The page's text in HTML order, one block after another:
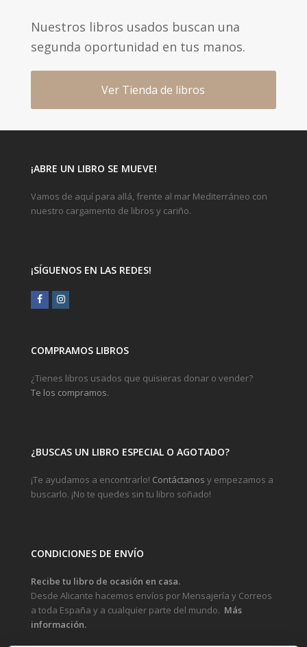
Nuestros libros usados buscan una
segunda oportunidad en tus manos.
Ver Tienda de libros
¡ABRE UN LIBRO SE MUEVE!
Vamos de aquí para allá, frente al mar Mediterráneo con
nuestro cargamento de libros y cariño.
¡SÍGUENOS EN LAS REDES!
FacebookInstagram
COMPRAMOS LIBROS
¿Tienes libros usados que quisieras donar o vender?
Te los compramos.
¿BUSCAS UN LIBRO ESPECIAL O AGOTADO?
¡Te ayudamos a encontrarlo! Contáctanos y empezamos a
buscarlo. ¡No te quedes sin tu libro soñado!
CONDICIONES DE ENVÍO
Recibe tu libro de ocasión en casa.
Desde Alicante hacemos envíos por Mensajería y Correos
a toda España y a cualquier parte del mundo. Más
información.